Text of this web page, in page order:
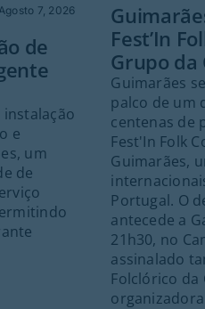
Agosto 7, 2026
de
e
um
de
Fest’In
Grupo da
Guimarães
palco de um
centenas de
Fest'In Folk
Guimarães,
Portugal. O
antecede a
21h30, no
assinalado
Folclórico